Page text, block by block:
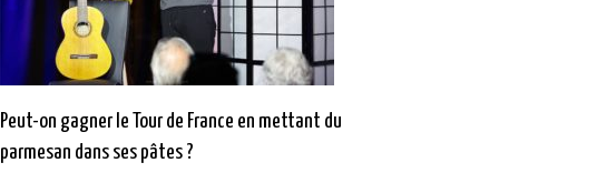
Peut-on gagner le Tour de France en mettant du
parmesan dans ses pâtes ?